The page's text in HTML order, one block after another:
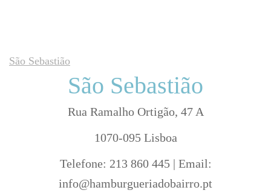
São Sebastião
São Sebastião
Rua Ramalho Ortigão, 47 A
1070-095 Lisboa
Telefone: 213 860 445 | Email:
info@hamburgueriadobairro.pt